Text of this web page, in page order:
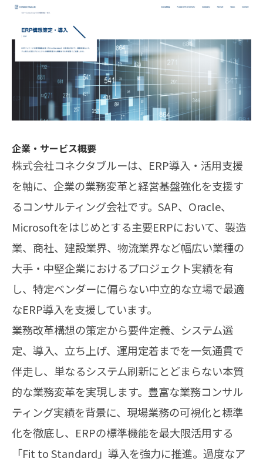
企業・サービス概要
株式会社コネクタブルーは、ERP導入・活用支援
を軸に、企業の業務変革と経営基盤強化を支援す
るコンサルティング会社です。SAP、Oracle、
Microsoftをはじめとする主要ERPにおいて、製造
業、商社、建設業界、物流業界など幅広い業種の
大手・中堅企業におけるプロジェクト実績を有
し、特定ベンダーに偏らない中立的な立場で最適
なERP導入を支援しています。
業務改革構想の策定から要件定義、システム選
定、導入、立ち上げ、運用定着までを一気通貫で
伴走し、単なるシステム刷新にとどまらない本質
的な業務変革を実現します。豊富な業務コンサル
ティング実績を背景に、現場業務の可視化と標準
化を徹底し、ERPの標準機能を最大限活用する
「Fit to Standard」導入を強力に推進。過度なア